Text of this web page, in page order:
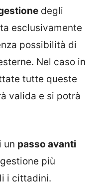
degli
esclusivamente
possibilità di
Nel caso in
tutte queste
valida e si potrà
un passo avanti
più
i cittadini.